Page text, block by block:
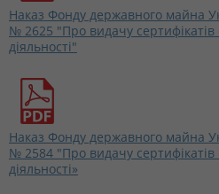
Наказ Фонду державного майна
№ 2625 "Про видачу сертифікатів
діяльності"
Наказ Фонду державного майна
№ 2584 "Про видачу сертифікатів
діяльності»